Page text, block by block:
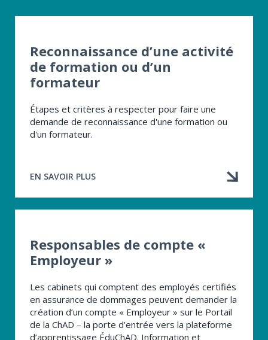
Reconnaissance d’une activité
de formation ou d’un
formateur
Étapes et critères à respecter pour faire une
demande de reconnaissance d'une formation ou
d'un formateur.
EN SAVOIR PLUS
À
ACTIVITÉ
DE
FORMATION
D’UN
Responsables de compte «
Employeur »
Les cabinets qui comptent des employés certifiés
en assurance de dommages peuvent demander la
création d’un compte « Employeur » sur le Portail
de la ChAD – la porte d’entrée vers la plateforme
d’apprentissage ÉduChAD. Information et